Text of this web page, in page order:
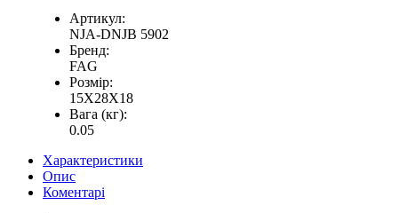
Артикул:
NJA-DNJB 5902
Бренд:
FAG
Розмір:
15X28X18
Вага (кг):
0.05
Характеристики
Опис
Коментарі